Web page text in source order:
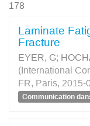
178
Laminate
Fracture
EYER, G;
(International
FR, Paris, 2015-
Communication